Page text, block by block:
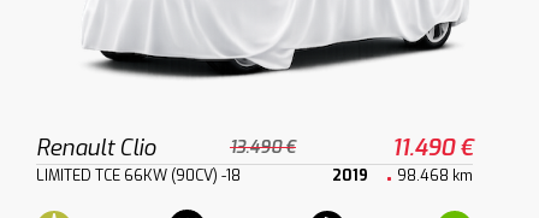
Renault Clio 13.490 € 11.490 €
LIMITED TCE 66KW (90CV) -18 2019 98.468 km